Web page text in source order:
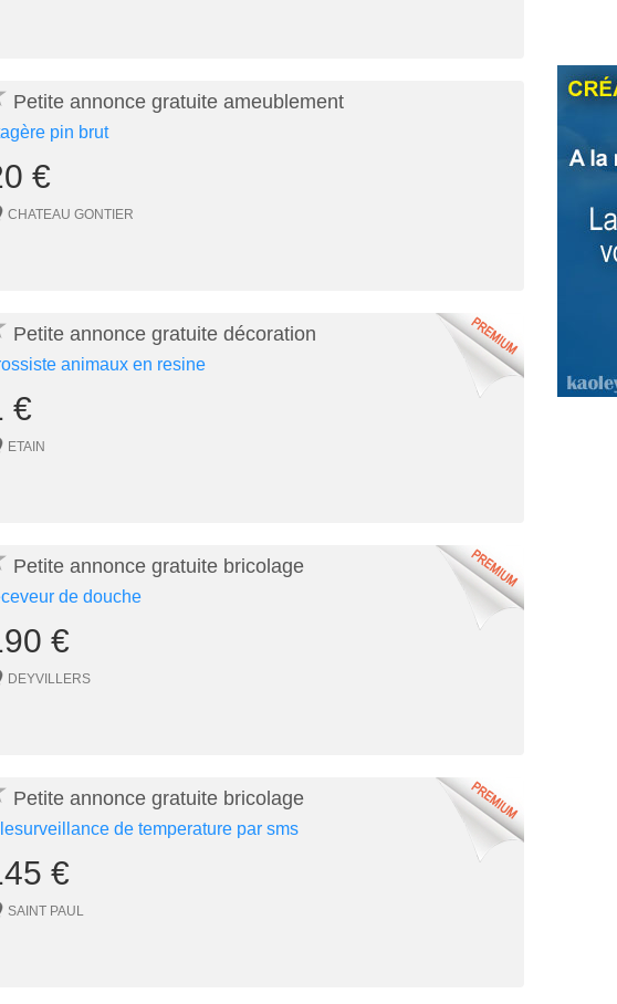
Petite annonce gratuite ameublement
pin brut
€
CHATEAU GONTIER
Petite annonce gratuite décoration
animaux en resine
€
ETAIN
Petite annonce gratuite bricolage
de douche
€
DEYVILLERS
Petite annonce gratuite bricolage
de temperature par sms
€
SAINT PAUL